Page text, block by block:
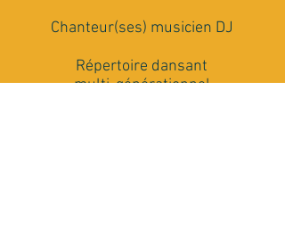
Chanteur(ses) musicien DJ
Répertoire dansant
multi-générationnel